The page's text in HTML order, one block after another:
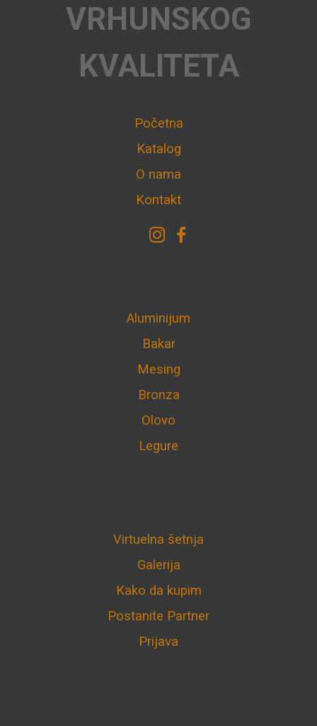
VRHUNSKOG
KVALITETA
Početna
Katalog
O nama
Kontakt
Aluminijum
Bakar
Mesing
Bronza
Olovo
Legure
Virtuelna šetnja
Galerija
Kako da kupim
Postanite Partner
Prijava